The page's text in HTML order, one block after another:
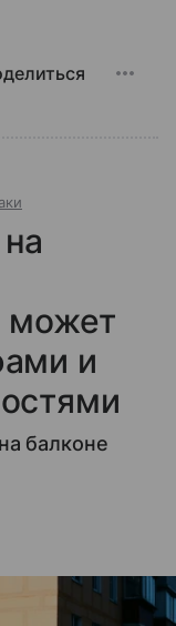
может
и
балконе